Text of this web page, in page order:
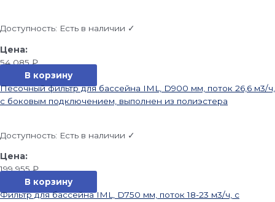
Доступность: Есть в наличии ✓
54 085₽
В корзину
Песочный фильтр для бассейна IML, D900 мм, поток 26,6 м3/ч,
с боковым подключением, выполнен из полиэстера
Доступность: Есть в наличии ✓
199 955₽
В корзину
Фильтр для бассейна IML, D750 мм, поток 18-23 м3/ч, с